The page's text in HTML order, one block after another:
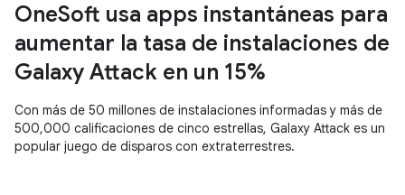
OneSoft usa apps instantáneas para
aumentar la tasa de instalaciones de
Galaxy Attack en un 15%
Con más de 50 millones de instalaciones informadas y más de
500,000 calificaciones de cinco estrellas, Galaxy Attack es un
popular juego de disparos con extraterrestres.